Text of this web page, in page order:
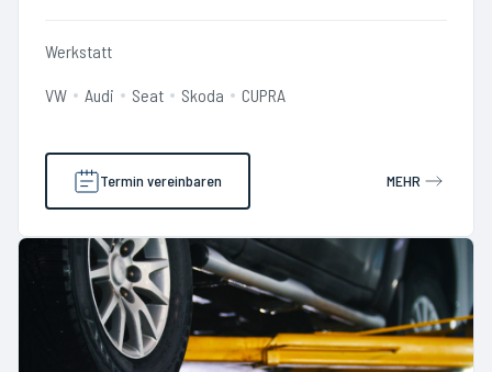
Werkstatt
VW Audi Seat Skoda CUPRA
Termin vereinbaren MEHR